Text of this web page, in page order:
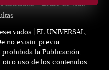
Publicidad
Estilo de vida
| EL UNIVERSAL,
no existir previa
la Publicación,
uso de los contenidos